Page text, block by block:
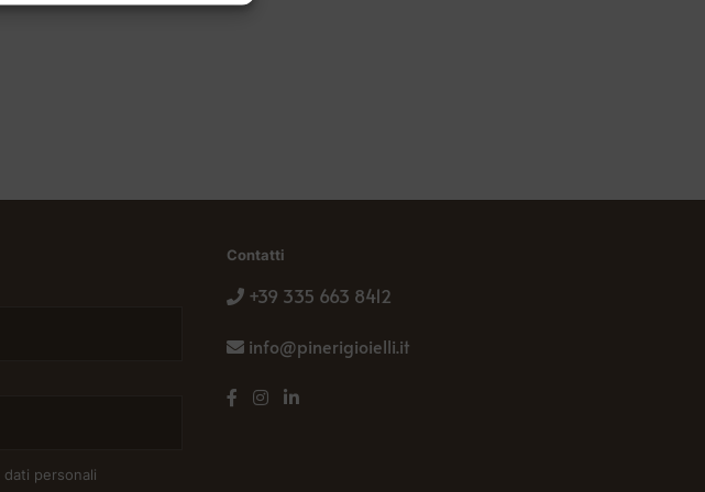
personali
Contatti
+39 335 663 8412
info@pinerigioielli.it